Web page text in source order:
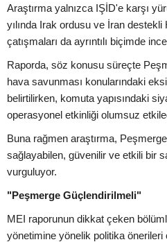
Araştırma yalnızca IŞİD'e karşı
yılında Irak ordusu ve İran
çatışmaları da ayrıntılı biçimde
Raporda, söz konusu süreçte
hava savunması konularındaki
belirtilirken, komuta yapısındaki
operasyonel etkinliği olumsuz
Buna rağmen araştırma,
sağlayabilen, güvenilir ve etkili bir
vurguluyor.
"Peşmerge Güçlendirilmeli"
MEI raporunun dikkat çeken
yönetimine yönelik politika önerileri